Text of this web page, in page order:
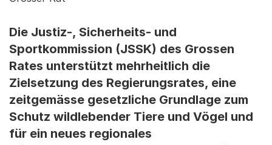
Die Justiz-, Sicherheits- und
Sportkommission (JSSK) des Grossen
Rates unterstützt mehrheitlich die
Zielsetzung des Regierungsrates, eine
zeitgemässe gesetzliche Grundlage zum
Schutz wildlebender Tiere und Vögel und
für ein neues regionales